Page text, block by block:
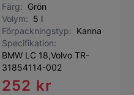
Färg: Grön
Volym: 5 l
Förpackningstyp: Kanna
Specifikation:
BMW LC 18,Volvo TR-
31854114-002
252 kr